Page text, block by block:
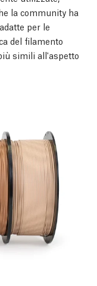
la community ha
per le
del filamento
simili all'aspetto